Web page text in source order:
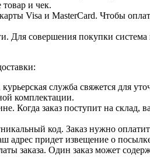
и чек.
Visa и MasterCard. Чтобы
совершения покупки
служба свяжется для
комплектации.
Когда заказ поступит на склад,
код. Заказ нужно
адрес придет извещение о
заказа. Один заказ может